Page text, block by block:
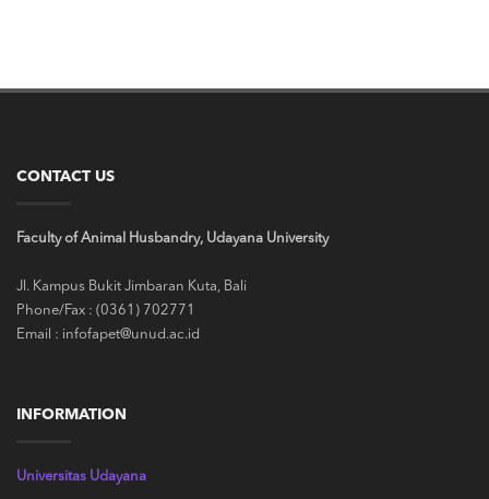
CONTACT US
Faculty of Animal Husbandry, Udayana University
Jl. Kampus Bukit Jimbaran Kuta, Bali
Phone/Fax : (0361) 702771
Email : infofapet@unud.ac.id
INFORMATION
Universitas Udayana